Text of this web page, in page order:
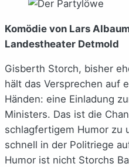
Komödie von Lars
Landestheater Detmold
Gisberth Storch, bisher
hält das Versprechen auf
Händen: eine Einladung
Ministers. Das ist die
schlagfertigem Humor zu
schnell in der Politriege
Humor ist nicht Storchs